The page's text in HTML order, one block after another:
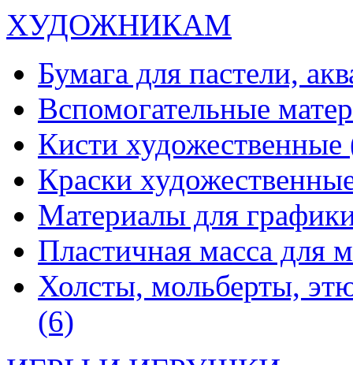
ХУДОЖНИКАМ
Бумага для пастели,
Вспомогательные
Кисти художественные
Краски
Материалы для
Пластичная масса для
Холсты, мольберты,
(6)